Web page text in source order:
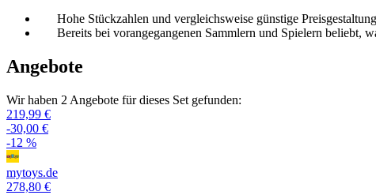
Hohe Stückzahlen und vergleichsweise günstige
Bereits bei vorangegangenen Sammlern und Spielern beliebt,
Angebote
Wir haben 2 Angebote für dieses Set gefunden:
219,99 €
-30,00 €
-12 %
mytoys.de
278,80 €